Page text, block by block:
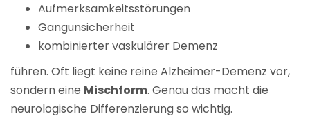
Aufmerksamkeitsstörungen
Gangunsicherheit
kombinierter vaskulärer Demenz
führen. Oft liegt keine reine Alzheimer-Demenz vor,
sondern eine Mischform. Genau das macht die
neurologische Differenzierung so wichtig.